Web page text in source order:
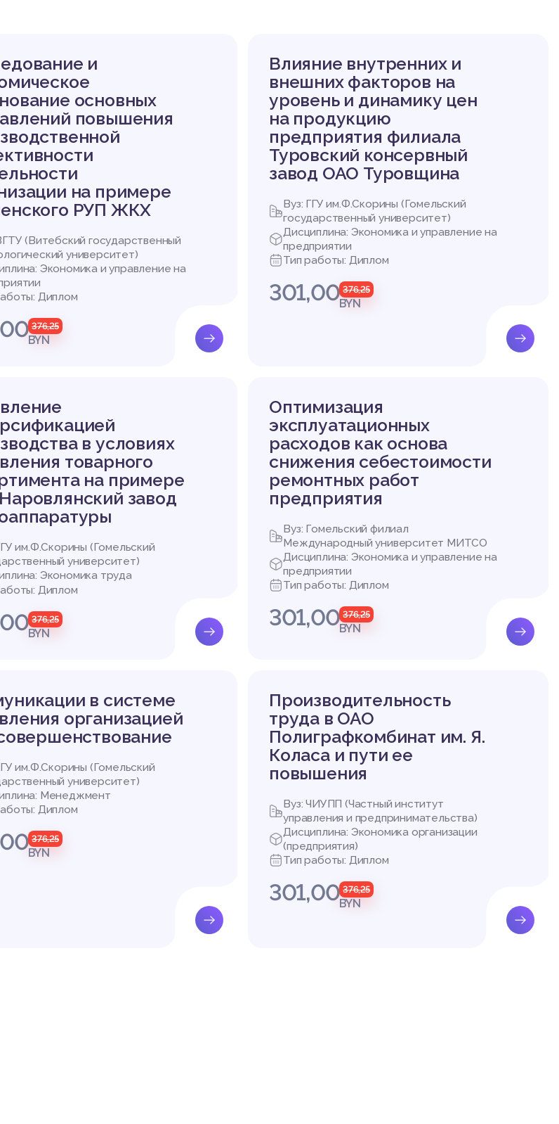
и
основных
повышения
на примере
РУП ЖКХ
(Витебский государственный
университет)
Экономика и управление на
Диплом
376,25
BYN
Влияние внутренних и
внешних факторов на
уровень и динамику цен
на продукцию
предприятия филиала
Туровский консервный
завод ОАО Туровщина
Вуз: ГГУ им.Ф.Скорины (Гомельский
государственный университет)
Дисциплина: Экономика и управление на
предприятии
Тип работы: Диплом
301,00 376,25
BYN
в условиях
товарного
на примере
завод
им.Ф.Скорины (Гомельский
университет)
Экономика труда
Диплом
376,25
BYN
Оптимизация
эксплуатационных
расходов как основа
снижения себестоимости
ремонтных работ
предприятия
Вуз: Гомельский филиал
Международный университет МИТСО
Дисциплина: Экономика и управление на
предприятии
Тип работы: Диплом
301,00 376,25
BYN
в системе
организацией
им.Ф.Скорины (Гомельский
университет)
Менеджмент
Диплом
376,25
BYN
Производительность
труда в ОАО
Полиграфкомбинат им. Я.
Коласа и пути ее
повышения
Вуз: ЧИУПП (Частный институт
управления и предпринимательства)
Дисциплина: Экономика организации
(предприятия)
Тип работы: Диплом
301,00 376,25
BYN